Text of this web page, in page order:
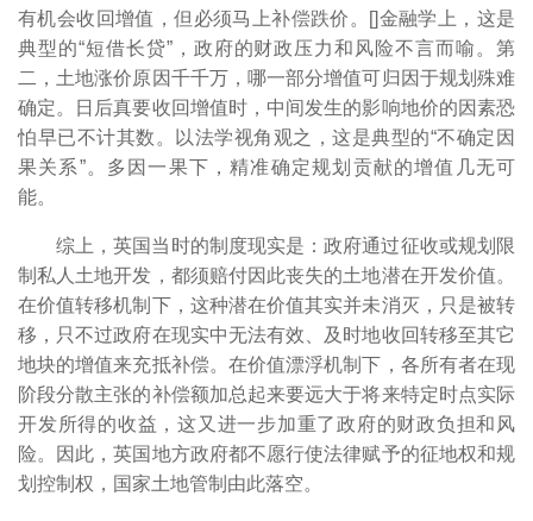
有机会收回增值，但必须马上补偿跌价。[]金融学上，这是
典型的“短借长贷”，政府的财政压力和风险不言而喻。第
二，土地涨价原因千千万，哪一部分增值可归因于规划殊难
确定。日后真要收回增值时，中间发生的影响地价的因素恐
怕早已不计其数。以法学视角观之，这是典型的“不确定因
果关系”。多因一果下，精准确定规划贡献的增值几无可
能。
综上，英国当时的制度现实是：政府通过征收或规划限
制私人土地开发，都须赔付因此丧失的土地潜在开发价值。
在价值转移机制下，这种潜在价值其实并未消灭，只是被转
移，只不过政府在现实中无法有效、及时地收回转移至其它
地块的增值来充抵补偿。在价值漂浮机制下，各所有者在现
阶段分散主张的补偿额加总起来要远大于将来特定时点实际
开发所得的收益，这又进一步加重了政府的财政负担和风
险。因此，英国地方政府都不愿行使法律赋予的征地权和规
划控制权，国家土地管制由此落空。